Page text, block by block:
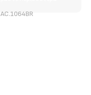
AC.1064BR